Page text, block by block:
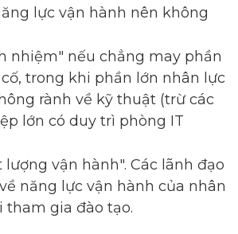
lực vận hành nên không
nhiệm" nếu chẳng may phần
trong khi phần lớn nhân lực
rành về kỹ thuật (trừ các
lớn có duy trì phòng IT
lượng vận hành". Các lãnh đạo
năng lực vận hành của nhân
tham gia đào tạo.